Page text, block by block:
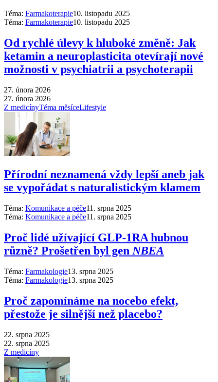
Téma: Farmakoterapie10. listopadu 2025
Téma: Farmakoterapie10. listopadu 2025
Od rychlé úlevy k hluboké změně: Jak
ketamin a neuroplasticita otevírají nové
možnosti v psychiatrii a psychoterapii
27. února 2026
27. února 2026
Z medicínyTéma měsíceLifestyle
Přírodní neznamená vždy lepší aneb jak
se vypořádat s naturalistickým klamem
Téma: Komunikace a péče11. srpna 2025
Téma: Komunikace a péče11. srpna 2025
Proč lidé užívající GLP-1RA hubnou
různě? Prošetřen byl gen NBEA
Téma: Farmakologie13. srpna 2025
Téma: Farmakologie13. srpna 2025
Proč zapomínáme na nocebo efekt,
přestože je silnější než placebo?
22. srpna 2025
22. srpna 2025
Z medicíny